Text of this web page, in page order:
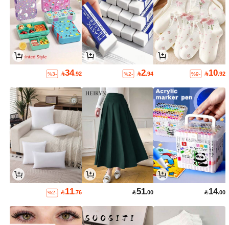
10.92
%9-
2.94
%2-
34.92
%3-
14.00
51.00
11.76
%2-